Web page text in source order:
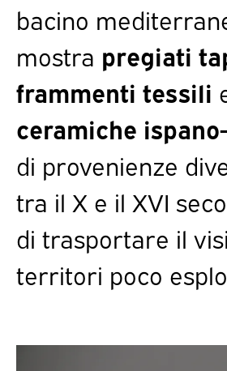
bacino
mostra pregiati
frammenti tessili
ceramiche
di provenienze
tra il X e il XVI
di trasportare il
territori poco